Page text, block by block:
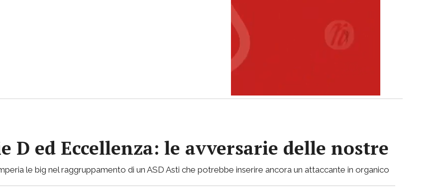
D ed Eccellenza: le avversarie delle nostre
le big nel raggruppamento di un ASD Asti che potrebbe inserire ancora un attaccante in organico